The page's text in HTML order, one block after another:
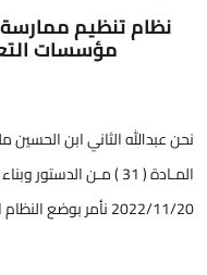
نظام تنظيم ممارسة
مؤسسات
نحن عبدالله الثاني ابن
المـادة ( 31 ) مـن
2022/11/20 نأمر بوضع النظام الآتي :-